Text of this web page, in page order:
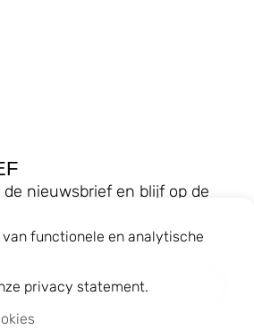
de nieuwsbrief en blijf op de
van functionele en analytische
privacy statement.